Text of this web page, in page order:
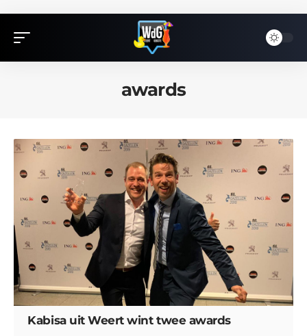
awards
Kabisa uit Weert wint twee awards